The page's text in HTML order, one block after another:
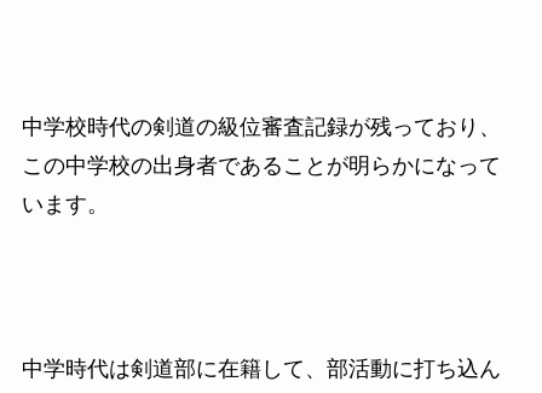
中学校時代の剣道の級位審査記録が残っており、
この中学校の出身者であることが明らかになって
います。
中学時代は剣道部に在籍して、部活動に打ち込ん